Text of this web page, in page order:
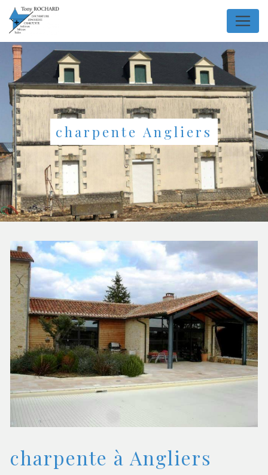
Panneau de gestion des cookies
charpente Angliers
charpente à Angliers